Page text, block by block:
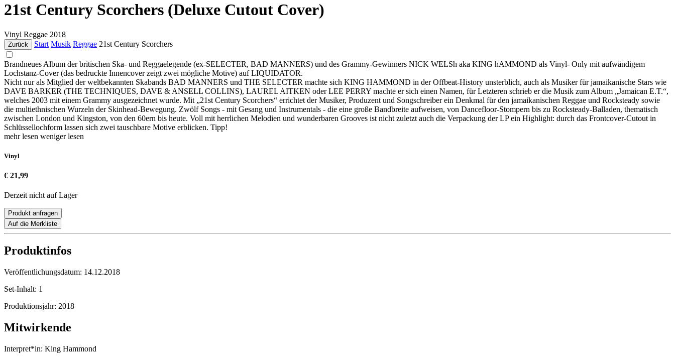
21st Century Scorchers (Deluxe Cutout Cover)
Vinyl Reggae 2018
Zurück Start Musik Reggae 21st Century Scorchers
Brandneues Album der britischen Ska- und Reggaelegende (ex-SELECTER, BAD MANNERS) und des Grammy-Gewinners NICK WELSh aka KING hAMMOND als Vinyl- Only mit aufwändigem
Lochstanz-Cover (das bedruckte Innencover zeigt zwei mögliche Motive) auf LIQUIDATOR.
Nicht nur als Mitglied der weltbekannten Skabands BAD MANNERS und THE SELECTER machte sich KING HAMMOND in der Offbeat-History unsterblich, auch als Musiker für jamaikanische Stars wie
DAVE BARKER (THE TECHNIQUES, DAVE & ANSELL COLLINS), LAUREL AITKEN oder LEE PERRY machte er sich einen Namen, für Letzteren schrieb er die Musik zum Album „Jamaican E.T.“,
welches 2003 mit einem Grammy ausgezeichnet wurde. Mit „21st Century Scorchers“ errichtet der Musiker, Produzent und Songschreiber ein Denkmal für den jamaikanischen Reggae und Rocksteady sowie
die multiethnischen Wurzeln der Skinhead-Bewegung. Zwölf Songs - mit Gesang und Instrumentals - die eine große Bandbreite aufweisen, von Dancefloor-Stompern bis zu Rocksteady-Balladen, thematisch
zwischen London und Kingston, von den 60ern bis heute. Voll mit herrlichen Melodien und wunderbaren Grooves ist nicht zuletzt auch die Verpackung der LP ein Highlight: durch das Frontcover-Cutout in
Schlüssellochform lassen sich zwei tauschbare Motive erblicken. Tipp!
mehr lesen weniger lesen
Vinyl
€ 21,99
Derzeit nicht auf Lager
Produkt anfragen
Auf die Merkliste
Produktinfos
Veröffentlichungsdatum: 14.12.2018
Set-Inhalt: 1
Produktionsjahr: 2018
Mitwirkende
Interpret*in: King Hammond